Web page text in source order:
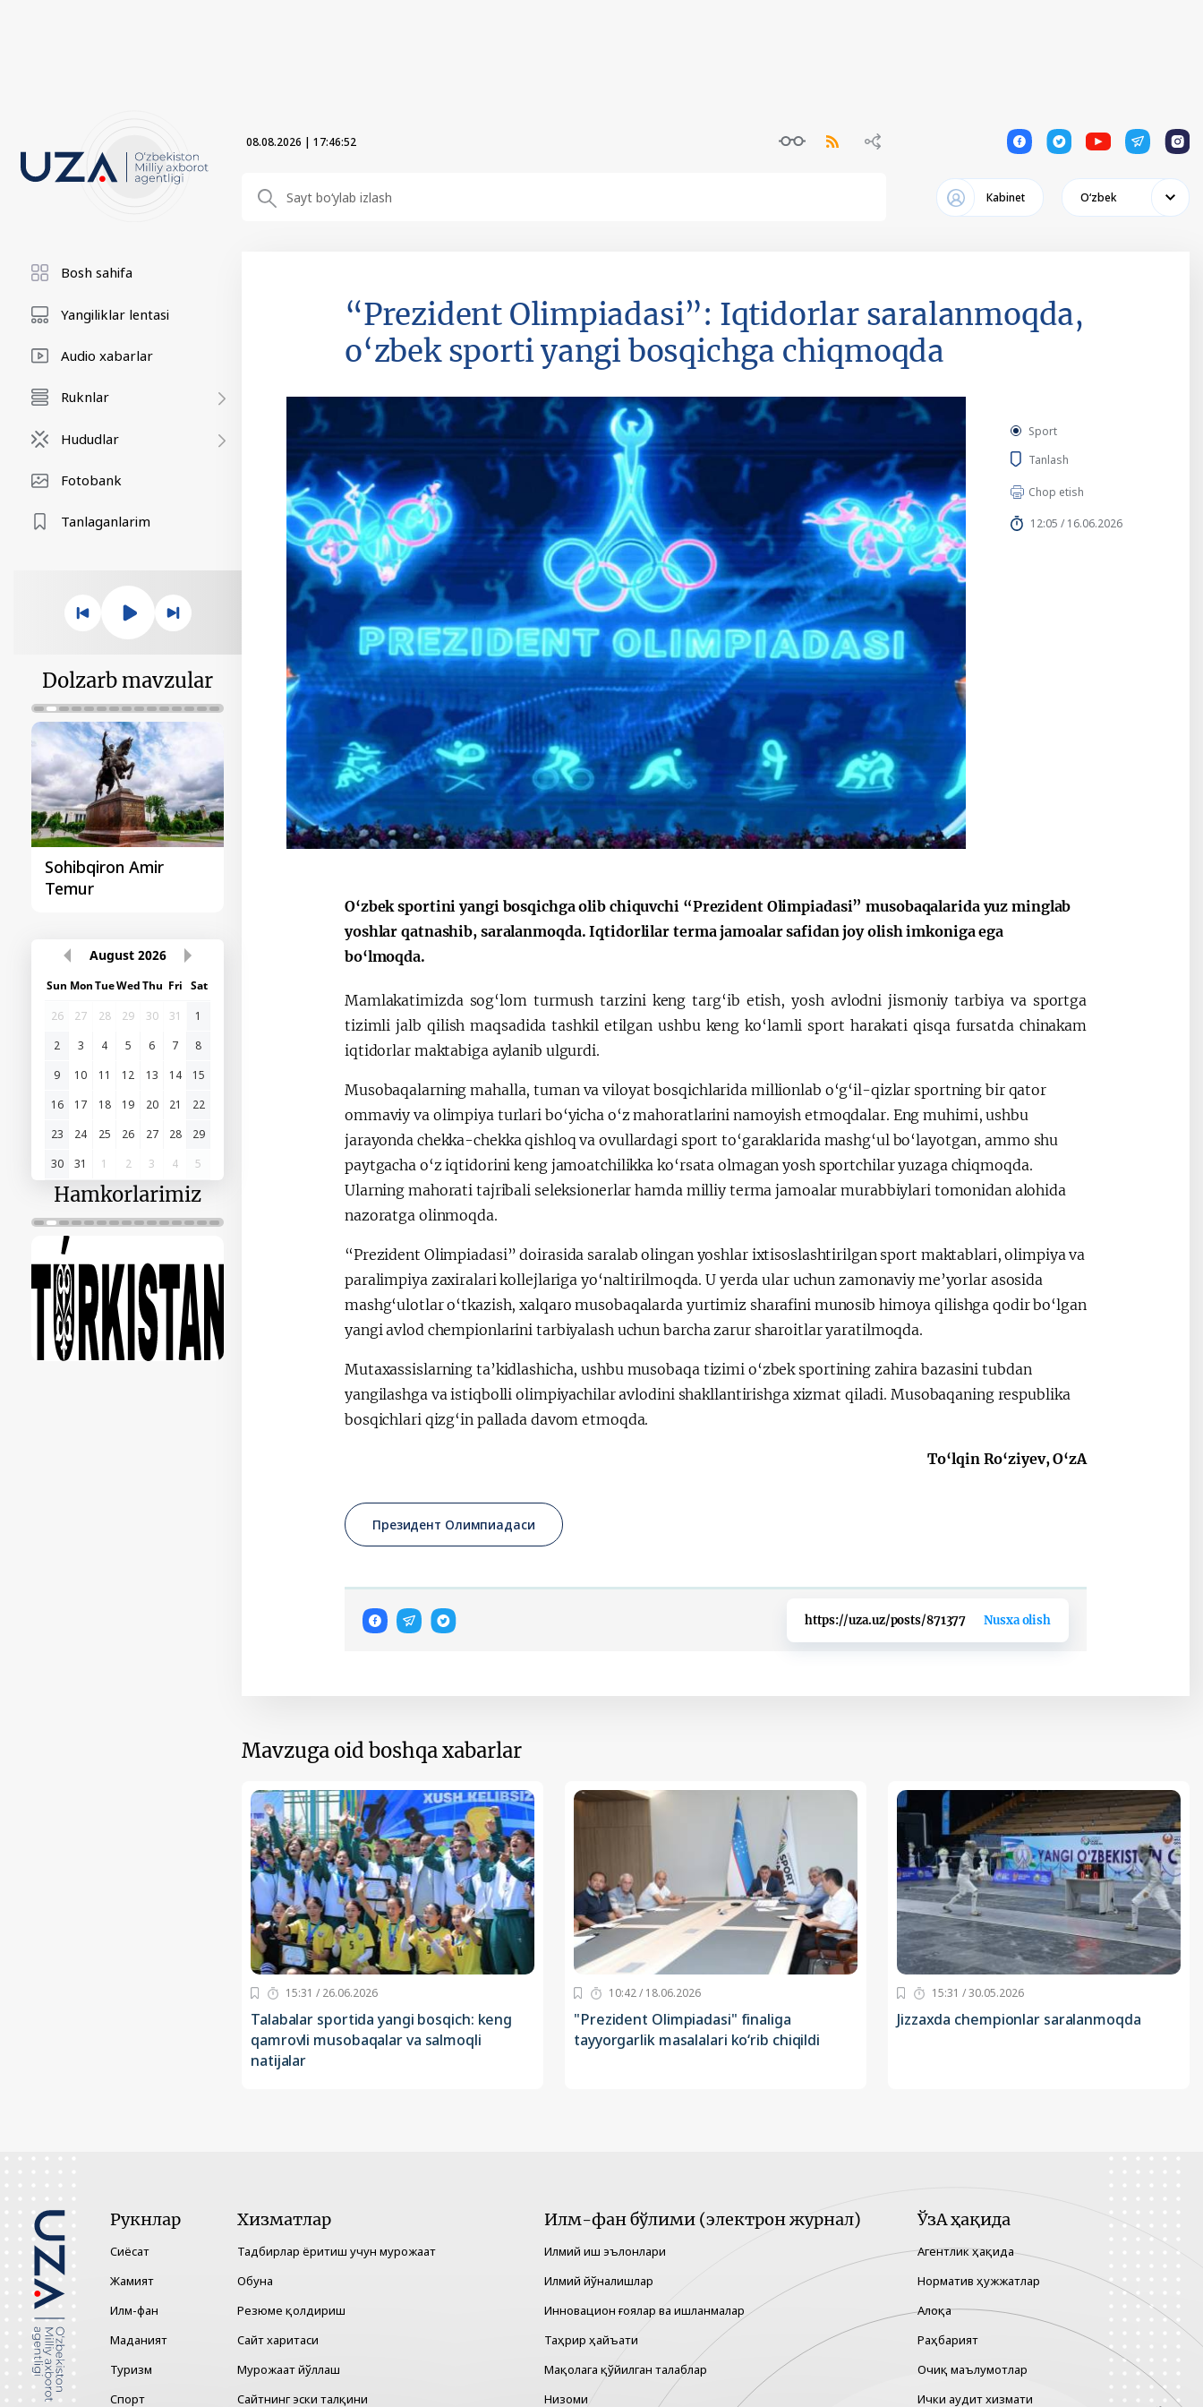
08.08.2026 | 17:46:52 1 1 1 1 1
Кabinet Oʻzbek
Bosh sahifa
Yangiliklar lentasi
Audio xabarlar
Ruknlar
Hududlar
Fotobank
Tanlaganlarim
Dolzarb mavzular
Sohibqiron Amir
Temur
August 2026
Sun MonTueWedThu Fri Sat
26
27 28 29 30 31
1
2
3 4 5 6 7
8
9
10 11 12 13 14
15
16
17 18 19 20 21
22
23
24 25 26 27 28
29
30
31 1 2 3 4 5
Hamkorlarimiz
“Prezident Olimpiadasi”: Iqtidorlar saralanmoqda,
o‘zbek sporti yangi bosqichga chiqmoqda
Sport
Tanlash
Chop etish
12:05 / 16.06.2026
O‘zbek sportini yangi bosqichga olib chiquvchi “Prezident Olimpiadasi” musobaqalarida yuz minglab
yoshlar qatnashib, saralanmoqda. Iqtidorlilar terma jamoalar safidan joy olish imkoniga ega
bo‘lmoqda.
Mamlakatimizda sog‘lom turmush tarzini keng targ‘ib etish, yosh avlodni jismoniy tarbiya va sportga
tizimli jalb qilish maqsadida tashkil etilgan ushbu keng ko‘lamli sport harakati qisqa fursatda chinakam
iqtidorlar maktabiga aylanib ulgurdi.
Musobaqalarning mahalla, tuman va viloyat bosqichlarida millionlab o‘g‘il-qizlar sportning bir qator
ommaviy va olimpiya turlari bo‘yicha o‘z mahoratlarini namoyish etmoqdalar. Eng muhimi, ushbu
jarayonda chekka-chekka qishloq va ovullardagi sport to‘garaklarida mashg‘ul bo‘layotgan, ammo shu
paytgacha o‘z iqtidorini keng jamoatchilikka ko‘rsata olmagan yosh sportchilar yuzaga chiqmoqda.
Ularning mahorati tajribali seleksionerlar hamda milliy terma jamoalar murabbiylari tomonidan alohida
nazoratga olinmoqda.
“Prezident Olimpiadasi” doirasida saralab olingan yoshlar ixtisoslashtirilgan sport maktablari, olimpiya va
paralimpiya zaxiralari kollejlariga yo‘naltirilmoqda. U yerda ular uchun zamonaviy me’yorlar asosida
mashg‘ulotlar o‘tkazish, xalqaro musobaqalarda yurtimiz sharafini munosib himoya qilishga qodir bo‘lgan
yangi avlod chempionlarini tarbiyalash uchun barcha zarur sharoitlar yaratilmoqda.
Mutaxassislarning ta’kidlashicha, ushbu musobaqa tizimi o‘zbek sportining zahira bazasini tubdan
yangilashga va istiqbolli olimpiyachilar avlodini shakllantirishga xizmat qiladi. Musobaqaning respublika
bosqichlari qizg‘in pallada davom etmoqda.
To‘lqin Ro‘ziyev, O‘zA
Президент Олимпиадаси
https://uza.uz/posts/871377 Nusxa olish
Mavzuga oid boshqa xabarlar
15:31 / 26.06.2026
Talabalar sportida yangi bosqich: keng
qamrovli musobaqalar va salmoqli
natijalar
10:42 / 18.06.2026
"Prezident Olimpiadasi" finaliga
tayyorgarlik masalalari ko‘rib chiqildi
15:31 / 30.05.2026
Jizzaxda chempionlar saralanmoqda
Рукнлар
Сиёсат
Жамият
Илм-фан
Маданият
Туризм
Спорт
Хизматлар
Тадбирлар ёритиш учун мурожаат
Обуна
Резюме қолдириш
Сайт харитаси
Мурожаат йўллаш
Сайтнинг эски талқини
Илм-фан бўлими (электрон журнал)
Илмий иш эълонлари
Илмий йўналишлар
Инновацион ғоялар ва ишланмалар
Таҳрир ҳайъати
Мақолага қўйилган талаблар
Низоми
ЎзА ҳақида
Агентлик ҳақида
Норматив ҳужжатлар
Алоқа
Раҳбарият
Очиқ маълумотлар
Ички аудит хизмати